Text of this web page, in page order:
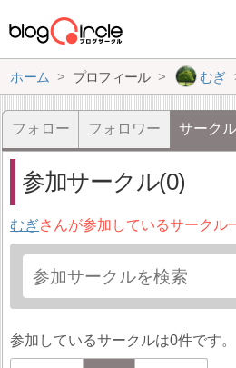
ホーム プロフィール むぎ
フォロー フォロワー サークル
参加サークル(0)
むぎさんが参加しているサークル
参加しているサークルは0件です。